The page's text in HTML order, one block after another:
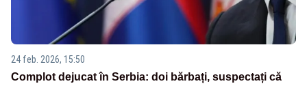
24 feb. 2026, 15:50
Complot dejucat în Serbia: doi bărbați, suspectați că